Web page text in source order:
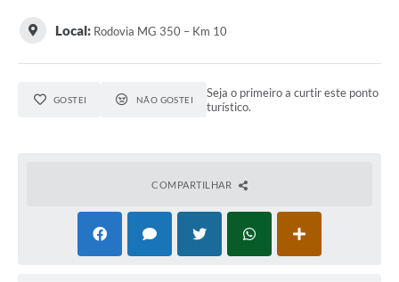
Local: Rodovia MG 350 – Km 10
GOSTEI NÃO GOSTEI
Seja o primeiro a curtir este ponto
turístico.
COMPARTILHAR